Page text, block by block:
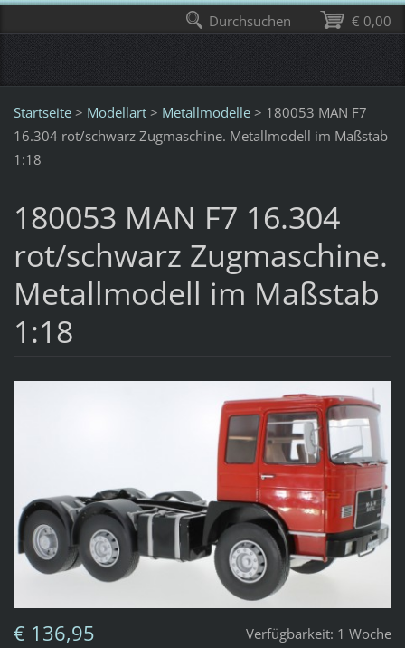
Startseite > Modellart > Metallmodelle > 180053 MAN F7
16.304 rot/schwarz Zugmaschine. Metallmodell im Maßstab
1:18
180053 MAN F7 16.304
rot/schwarz Zugmaschine.
Metallmodell im Maßstab
1:18
Verfügbarkeit: 1 Woche
€ 136,95
€ 0,00
Durchsuchen